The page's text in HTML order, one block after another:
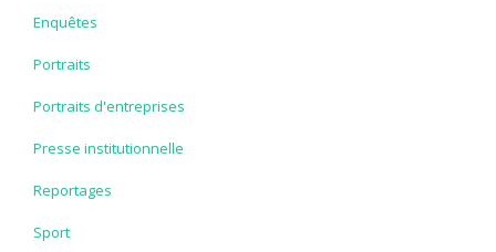
Enquêtes
Portraits
Portraits d'entreprises
Presse institutionnelle
Reportages
Sport